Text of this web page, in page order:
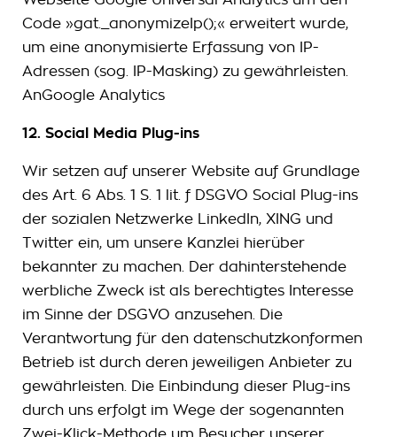
Code »gat._anonymizeIp();« erweitert wurde,
um eine anonymisierte Erfassung von IP-
Adressen (sog. IP-Masking) zu gewährleisten.
AnGoogle Analytics
12. Social Media Plug-ins
Wir setzen auf unserer Website auf Grundlage
des Art. 6 Abs. 1 S. 1 lit. f DSGVO Social Plug-ins
der sozialen Netzwerke LinkedIn, XING und
Twitter ein, um unsere Kanzlei hierüber
bekannter zu machen. Der dahinterstehende
werbliche Zweck ist als berechtigtes Interesse
im Sinne der DSGVO anzusehen. Die
Verantwortung für den datenschutzkonformen
Betrieb ist durch deren jeweiligen Anbieter zu
gewährleisten. Die Einbindung dieser Plug-ins
durch uns erfolgt im Wege der sogenannten